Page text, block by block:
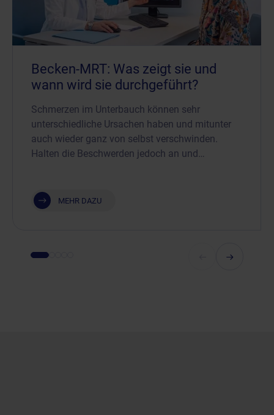
Becken-MRT: Was zeigt sie und
wann wird sie durchgeführt?
Schmerzen im Unterbauch können sehr
unterschiedliche Ursachen haben und mitunter
auch wieder ganz von selbst verschwinden.
Halten die Beschwerden jedoch an und…
MEHR DAZU